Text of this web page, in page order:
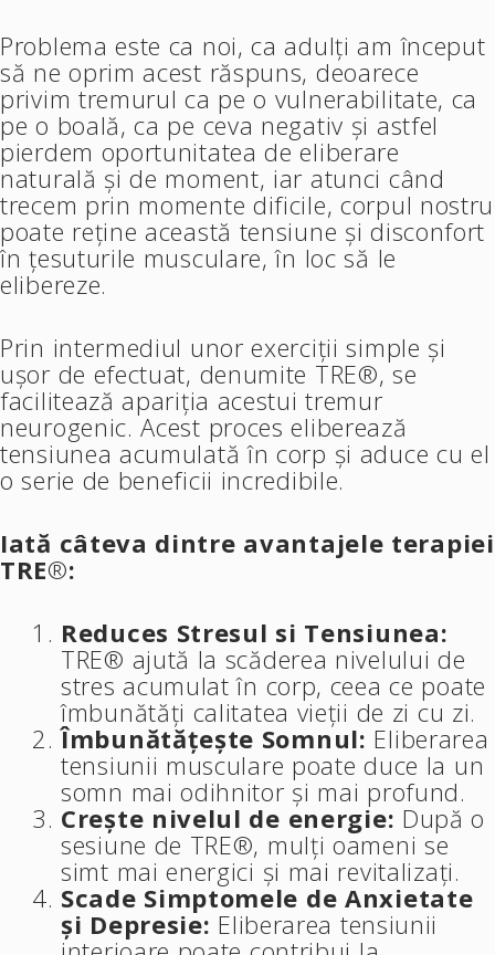
Problema este ca noi, ca adulți am început
să ne oprim acest răspuns, deoarece
privim tremurul ca pe o vulnerabilitate, ca
pe o boală, ca pe ceva negativ și astfel
pierdem oportunitatea de eliberare
naturală și de moment, iar atunci când
trecem prin momente dificile, corpul nostru
poate reține această tensiune și disconfort
în țesuturile musculare, în loc să le
elibereze.
Prin intermediul unor exerciții simple și
ușor de efectuat, denumite TRE®, se
facilitează apariția acestui tremur
neurogenic. Acest proces eliberează
tensiunea acumulată în corp și aduce cu el
o serie de beneficii incredibile.
Iată câteva dintre avantajele terapiei
TRE®:
Reduces Stresul si Tensiunea:
TRE® ajută la scăderea nivelului de
stres acumulat în corp, ceea ce poate
îmbunătăți calitatea vieții de zi cu zi.
Îmbunătățește Somnul: Eliberarea
tensiunii musculare poate duce la un
somn mai odihnitor și mai profund.
Crește nivelul de energie: După o
sesiune de TRE®, mulți oameni se
simt mai energici și mai revitalizați.
Scade Simptomele de Anxietate
și Depresie: Eliberarea tensiunii